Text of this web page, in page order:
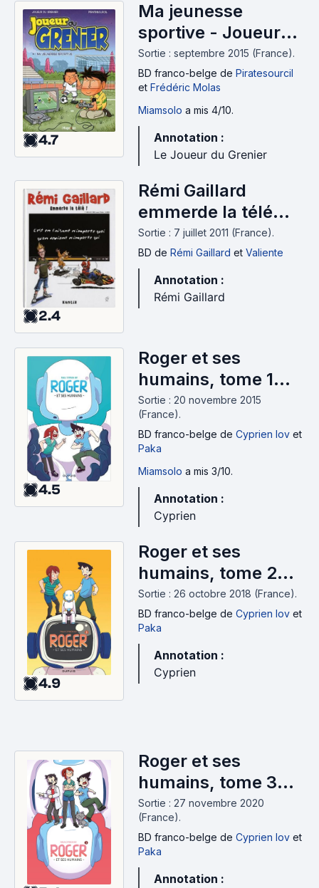
4.7
Ma jeunesse
sportive - Joueur
du grenier, tome 4
(2015)
Sortie : septembre 2015 (France).
BD franco-belge de Piratesourcil
et Frédéric Molas
Miamsolo a mis 4/10.
Annotation :
Le Joueur du Grenier
2.4
Rémi Gaillard
emmerde la télé
(2011)
Sortie : 7 juillet 2011 (France).
BD de Rémi Gaillard et Valiente
Annotation :
Rémi Gaillard
4.5
Roger et ses
humains, tome 1
(2015)
Sortie : 20 novembre 2015
(France).
BD franco-belge de Cyprien Iov et
Paka
Miamsolo a mis 3/10.
Annotation :
Cyprien
4.9
Roger et ses
humains, tome 2
(2018)
Sortie : 26 octobre 2018 (France).
BD franco-belge de Cyprien Iov et
Paka
Annotation :
Cyprien
Roger et ses
humains, tome 3
(2020)
Sortie : 27 novembre 2020
(France).
BD franco-belge de Cyprien Iov et
Paka
Annotation :